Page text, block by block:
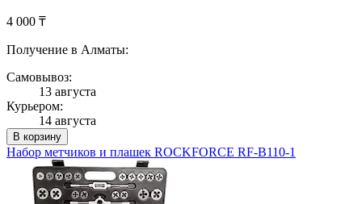
4 000 ₸
Получение в Алматы:
Самовывоз:
13 августа
Курьером:
14 августа
В корзину
Набор метчиков и плашек ROCKFORCE RF-B110-1